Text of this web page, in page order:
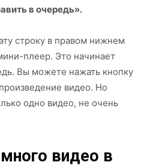
в очередь».
строку в правом нижнем
плеер. Это начинает
Вы можете нажать кнопку
видео. Но
одно видео, не очень
видео в